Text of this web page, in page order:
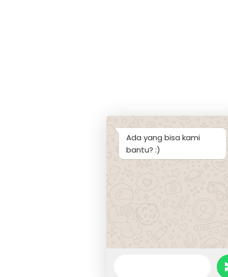
Ada yang bisa kami
bantu? :)